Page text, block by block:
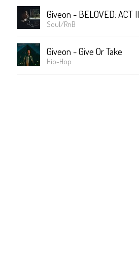
Giveon - BELOVED: ACT II
Soul/RnB
Giveon - Give Or Take
Hip-Hop